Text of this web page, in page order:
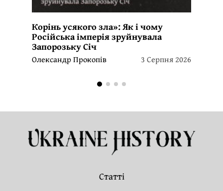
Корінь усякого зла»: Як і чому
Російська імперія зруйнувала
Запорозьку Січ
Олександр Прокопів 3 Серпня 2026
Статті